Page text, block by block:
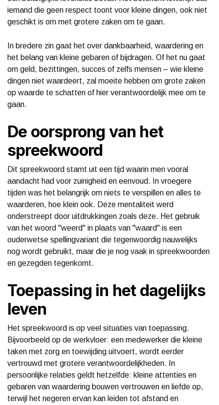
iemand die geen respect toont voor kleine dingen, ook niet
geschikt is om met grotere zaken om te gaan.
In bredere zin gaat het over dankbaarheid, waardering en
het belang van kleine gebaren of bijdragen. Of het nu gaat
om geld, bezittingen, succes of zelfs mensen – wie kleine
dingen niet waardeert, zal moeite hebben om grote zaken
op waarde te schatten of hier verantwoordelijk mee om te
gaan.
De oorsprong van het
spreekwoord
Dit spreekwoord stamt uit een tijd waarin men vooral
aandacht had voor zuinigheid en eenvoud. In vroegere
tijden was het belangrijk om niets te verspillen en alles te
waarderen, hoe klein ook. Deze mentaliteit werd
onderstreept door uitdrukkingen zoals deze. Het gebruik
van het woord "weerd" in plaats van "waard" is een
ouderwetse spellingvariant die tegenwoordig nauwelijks
nog wordt gebruikt, maar die je nog vaak in spreekwoorden
en gezegden tegenkomt.
Toepassing in het dagelijks
leven
Het spreekwoord is op veel situaties van toepassing.
Bijvoorbeeld op de werkvloer: een medewerker die kleine
taken met zorg en toewijding uitvoert, wordt eerder
vertrouwd met grotere verantwoordelijkheden. In
persoonlijke relaties geldt hetzelfde: kleine attenties en
gebaren van waardering bouwen vertrouwen en liefde op,
terwijl het negeren ervan kan leiden tot afstand en